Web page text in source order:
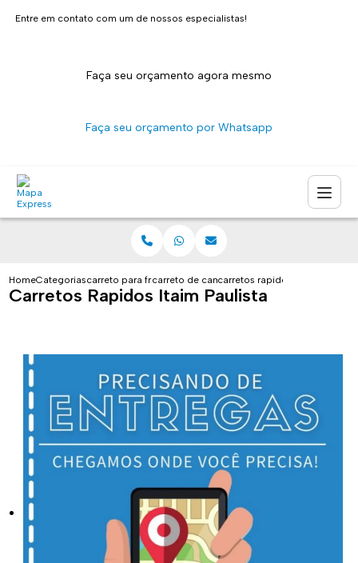
Entre em contato com um de nossos especialistas!
Faça seu orçamento agora mesmo
Faça seu orçamento por Whatsapp
HomeCategoriascarreto para fretescarreto de caminhao sao paulo
carretos rapidos itaim paulista
Carretos Rapidos Itaim Paulista